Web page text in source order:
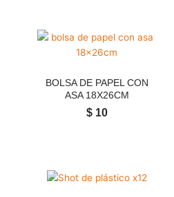
BOLSA DE PAPEL CON
ASA 18X26CM
$10